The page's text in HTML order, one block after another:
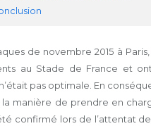
de novembre 2015 à
au Stade de France et
pas optimale. En
manière de prendre en
confirmé lors de l’attentat